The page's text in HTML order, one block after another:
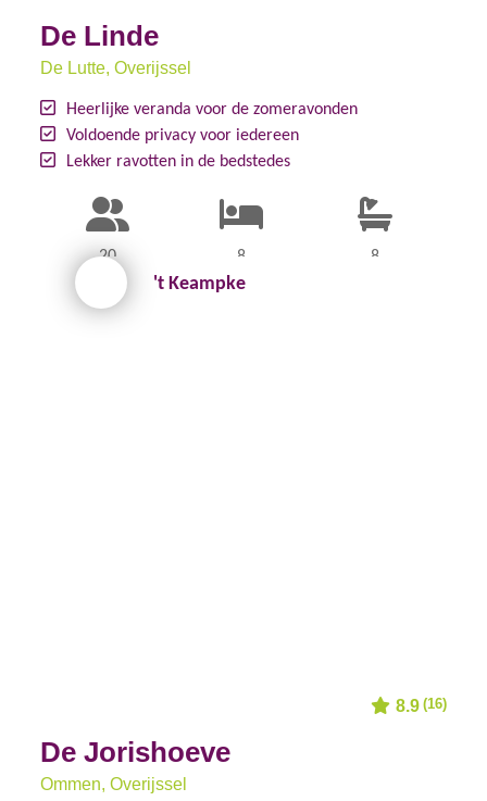
De Linde
De Lutte, Overijssel
Heerlijke veranda voor de zomeravonden
Voldoende privacy voor iedereen
Lekker ravotten in de bedstedes
20 8 8
't Keampke
8.9 (16)
De Jorishoeve
Ommen, Overijssel